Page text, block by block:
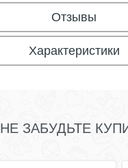
Отзывы
Характеристики
НЕ ЗАБУДЬТЕ